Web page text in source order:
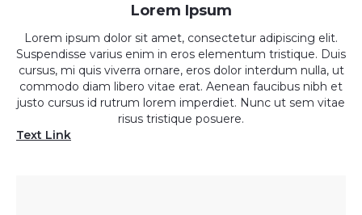
Lorem Ipsum
Lorem ipsum dolor sit amet, consectetur adipiscing elit.
Suspendisse varius enim in eros elementum tristique. Duis
cursus, mi quis viverra ornare, eros dolor interdum nulla, ut
commodo diam libero vitae erat. Aenean faucibus nibh et
justo cursus id rutrum lorem imperdiet. Nunc ut sem vitae
risus tristique posuere.
Text Link